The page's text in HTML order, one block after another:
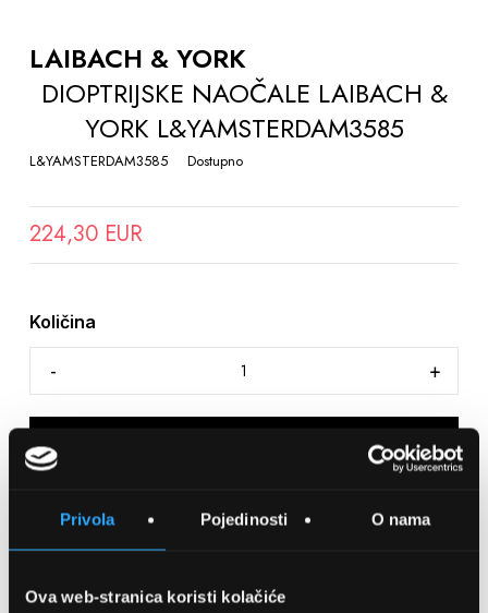
Privola Pojedinosti O nama
Ova web-stranica koristi kolačiće
THE
BEGINNING
OF
GALLERY
LAIBACH & YORK
DIOPTRIJSKE NAOČALE LAIBACH &
YORK L&YAMSTERDAM3585
L&YAMSTERDAM3585 Dostupno
224,30 EUR
Količina
SPREMITE NA LISTU ŽELJA